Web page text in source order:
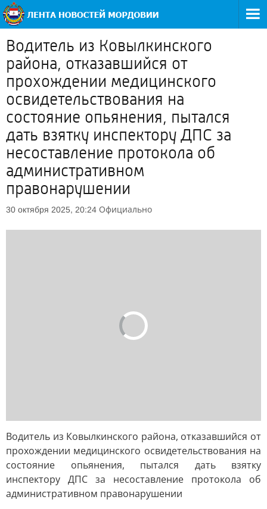
Водитель из Ковылкинского
района, отказавшийся от
прохождении медицинского
освидетельствования на
состояние опьянения, пытался
дать взятку инспектору ДПС за
несоставление протокола об
административном
правонарушении
30 октября 2025, 20:24 Официально
Водитель из Ковылкинского района, отказавшийся от
прохождении медицинского освидетельствования на
состояние опьянения, пытался дать взятку
инспектору ДПС за несоставление протокола об
административном правонарушении